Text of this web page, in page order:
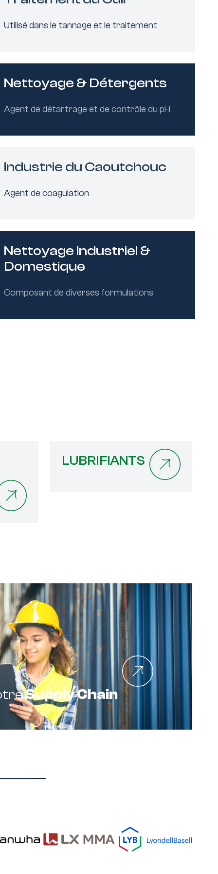
Utilisé dans le tannage et le traitement
Nettoyage & Détergents
Agent de détartrage et de contrôle du pH
Industrie du Caoutchouc
Agent de coagulation
Nettoyage Industriel &
Domestique
Composant de diverses formulations
LUBRIFIANTS
Supply Chain